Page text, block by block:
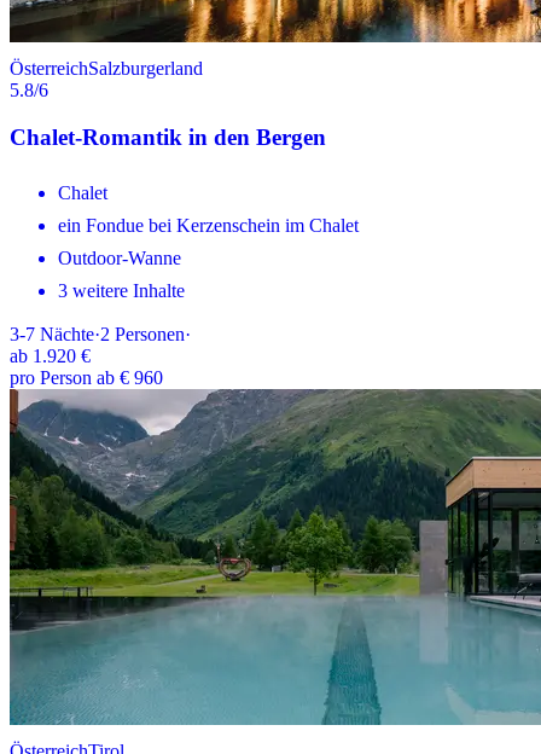
ÖsterreichSalzburgerland
5.8/6
Chalet-Romantik in den Bergen
Chalet
ein Fondue bei Kerzenschein im Chalet
Outdoor-Wanne
3 weitere Inhalte
3-7 Nächte·2 Personen·
ab 1.920 €
pro Person ab € 960